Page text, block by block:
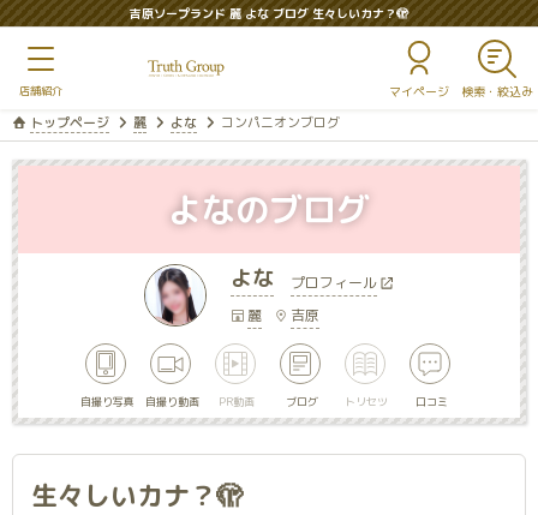
吉原ソープランド 麗 よな ブログ 生々しいカナ？🫣
マイページ
トップページ 麗 よな コンパニオンブログ
よな
プロフィール
麗
吉原
自撮り写真 自撮り動画 PR動画 ブログ トリセツ 口コミ
よなのブログ
生々しいカナ？🫣